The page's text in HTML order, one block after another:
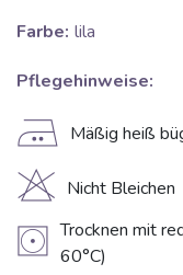
Farbe: lila
Pflegehinweise:
E Mäßig heiß
H Nicht Bleichen
V Trocknen mit
60°C)